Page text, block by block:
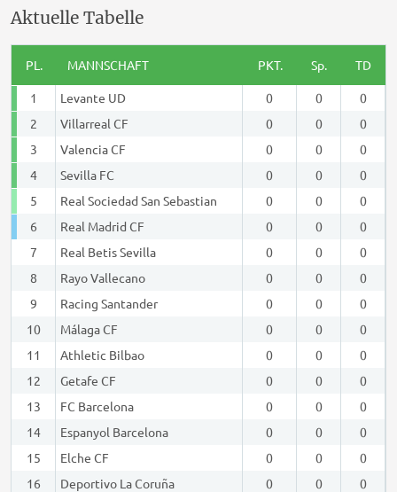
Aktuelle Tabelle
PL. MANNSCHAFT PKT. Sp. TD
1 Levante UD 0 0
0
2
Villarreal CF 0 0
0
3
Valencia CF 0 0
0
4
Sevilla FC 0 0
0
5
Real Sociedad San Sebastian 0 0
0
6
Real Madrid CF 0 0
0
7
Real Betis Sevilla 0 0
0
8
Rayo Vallecano 0 0
0
9
Racing Santander 0 0
0
10
Málaga CF 0 0
0
11
Athletic Bilbao 0 0
0
12
Getafe CF 0 0
0
13
FC Barcelona 0 0
0
14
Espanyol Barcelona 0 0
0
15
Elche CF 0 0
0
16
Deportivo La Coruña 0 0
0